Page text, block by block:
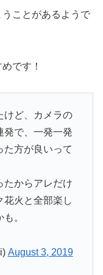
ことがあるようで
です！
けど、カメラの
発で、一発一発
た方が良いって
たからアレだけ
花火と全部楽し
。
August 3, 2019